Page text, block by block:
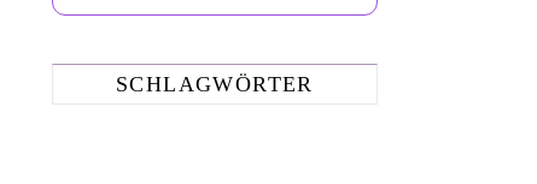
SCHLAGWÖRTER